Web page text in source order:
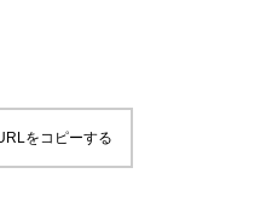
をコピーする